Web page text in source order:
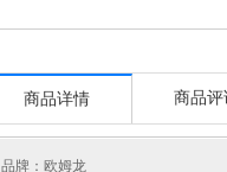
商品详情 商品评
品牌： 欧姆龙